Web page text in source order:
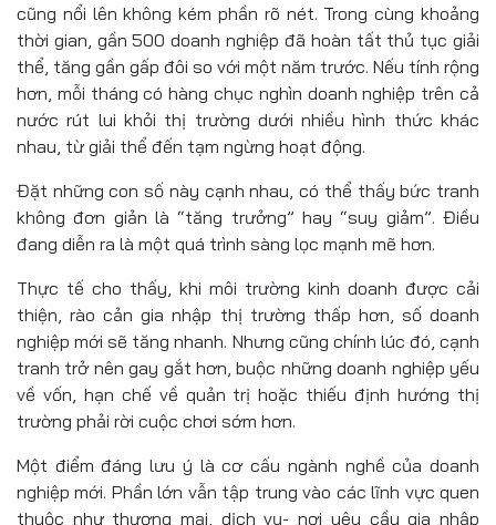
cũng nổi lên không kém phần rõ nét. Trong cùng khoảng
thời gian, gần 500 doanh nghiệp đã hoàn tất thủ tục giải
thể, tăng gần gấp đôi so với một năm trước. Nếu tính rộng
hơn, mỗi tháng có hàng chục nghìn doanh nghiệp trên cả
nước rút lui khỏi thị trường dưới nhiều hình thức khác
nhau, từ giải thể đến tạm ngừng hoạt động.
Đặt những con số này cạnh nhau, có thể thấy bức tranh
không đơn giản là “tăng trưởng” hay “suy giảm”. Điều
đang diễn ra là một quá trình sàng lọc mạnh mẽ hơn.
Thực tế cho thấy, khi môi trường kinh doanh được cải
thiện, rào cản gia nhập thị trường thấp hơn, số doanh
nghiệp mới sẽ tăng nhanh. Nhưng cũng chính lúc đó, cạnh
tranh trở nên gay gắt hơn, buộc những doanh nghiệp yếu
về vốn, hạn chế về quản trị hoặc thiếu định hướng thị
trường phải rời cuộc chơi sớm hơn.
Một điểm đáng lưu ý là cơ cấu ngành nghề của doanh
nghiệp mới. Phần lớn vẫn tập trung vào các lĩnh vực quen
thuộc như thương mại, dịch vụ- nơi yêu cầu gia nhập